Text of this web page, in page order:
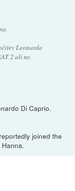
Leonarda
2 ali ne.
Di Caprio.
joined the